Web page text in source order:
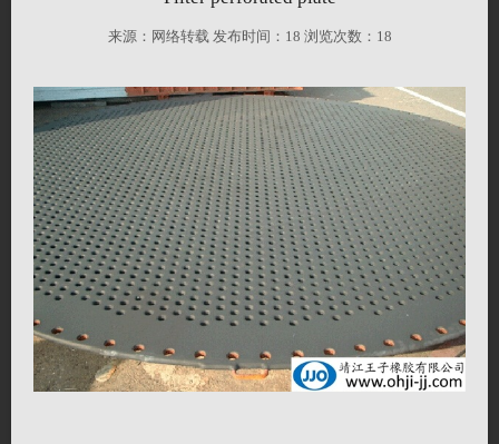
News
Product
Case
Contact
Honor
Human resources
手机：15861036686
邮箱：jjo@ohji-jj.com
备案号：
网址：http://eng.ohji-jj.com/
联系我们
关闭
来源：网络转载 发布时间： 18 浏览次数： 18